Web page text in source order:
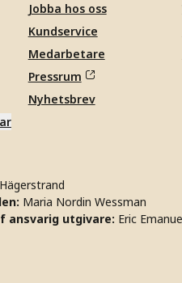
Jobba hos oss
Kundservice
Medarbetare
Pressrum
Nyhetsbrev
Maria Nordin Wessman
ansvarig utgivare: Eric